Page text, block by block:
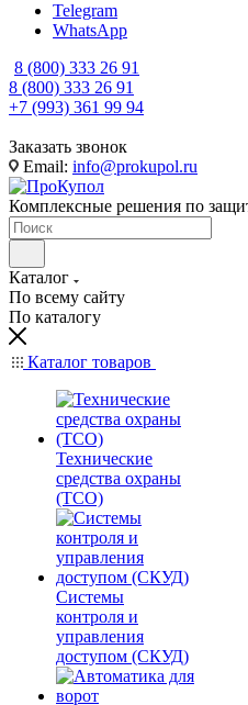
Telegram
WhatsApp
8 (800) 333 26 91
8 (800) 333 26 91
+7 (993) 361 99 94
Заказать звонок
Email: info@prokupol.ru
Комплексные решения по
Каталог
По всему сайту
По каталогу
Каталог товаров
Технические
средства охраны
(ТСО)
Системы
контроля и
управления
доступом (СКУД)